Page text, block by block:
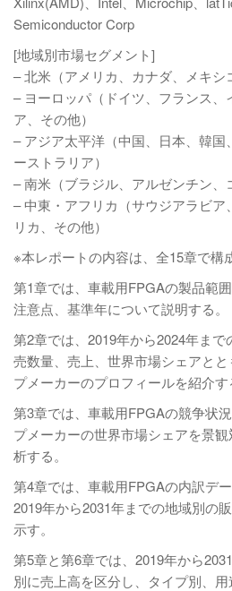
Semiconductor Corp
[地域別市場セグメント]
– 北米（アメリカ、カナダ、メキシ
– ヨーロッパ（ドイツ、フランス、
ア、その他）
– アジア太平洋（中国、日本、韓
ーストラリア）
– 南米（ブラジル、アルゼンチン、
– 中東・アフリカ（サウジアラビア
リカ、その他）
※本レポートの内容は、全15章で構
第1章では、車載用FPGAの製品範
注意点、基準年について説明する。
第2章では、2019年から2024年ま
売数量、売上、世界市場シェアと
プメーカーのプロフィールを紹介す
第3章では、車載用FPGAの競争状
プメーカーの世界市場シェアを景
析する。
第4章では、車載用FPGAの内訳デ
2019年から2031年までの地域別の
示す。
第5章と第6章では、2019年から
別に売上高を区分し、タイプ別、